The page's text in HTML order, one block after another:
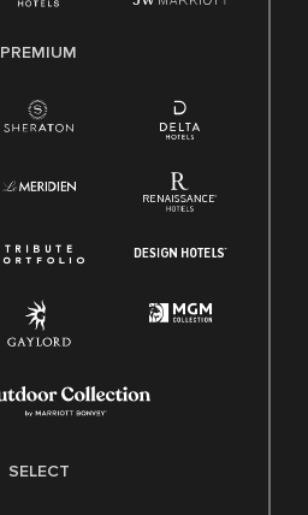
PREMIUM
SELECT